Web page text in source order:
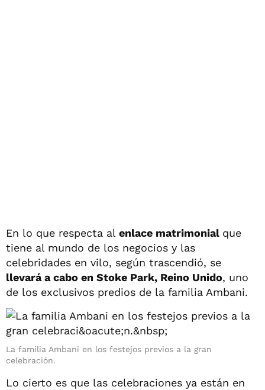
En lo que respecta al enlace matrimonial que
tiene al mundo de los negocios y las
celebridades en vilo, según trascendió, se
llevará a cabo en Stoke Park, Reino Unido, uno
de los exclusivos predios de la familia Ambani.
La familia Ambani en los festejos previos a la gran
celebración.
Lo cierto es que las celebraciones ya están en